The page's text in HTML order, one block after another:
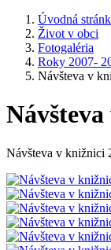
Úvodná
Život v obci
Fotogaléria
Roky 2007-
Návšteva v
Návšteva v knižnici